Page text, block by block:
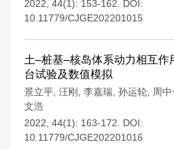
2022, 44(1): 153-162.
DOI:
10.11779/CJGE202201015
土–桩基–核岛体系动力相互作
台试验及数值模拟
景立平 汪刚 李嘉瑞 孙运轮 周
文浩
2022, 44(1): 163-172.
DOI:
10.11779/CJGE202201016